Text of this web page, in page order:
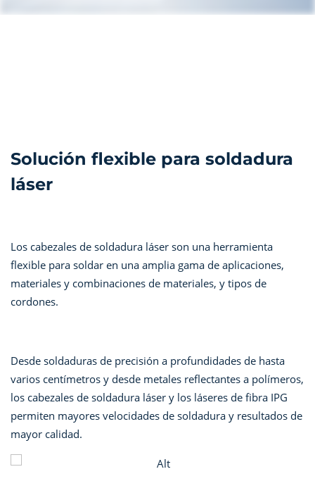
Solución flexible para soldadura
láser
Los cabezales de soldadura láser son una herramienta
flexible para soldar en una amplia gama de aplicaciones,
materiales y combinaciones de materiales, y tipos de
cordones.
Desde soldaduras de precisión a profundidades de hasta
varios centímetros y desde metales reflectantes a polímeros,
los cabezales de soldadura láser y los láseres de fibra IPG
permiten mayores velocidades de soldadura y resultados de
mayor calidad.